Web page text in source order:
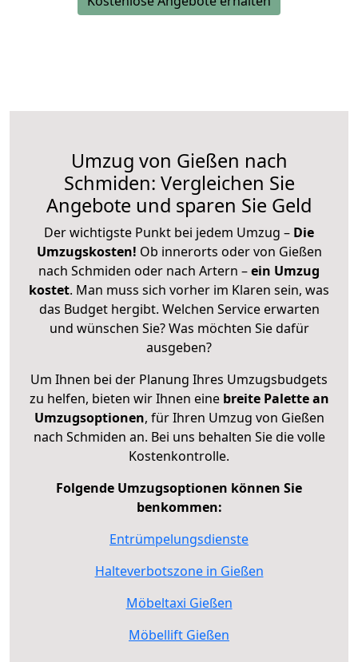
Umzug von Gießen nach
Schmiden: Vergleichen Sie
Angebote und sparen Sie Geld
Der wichtigste Punkt bei jedem Umzug – Die
Umzugskosten! Ob innerorts oder von Gießen
nach Schmiden oder nach Artern –ein Umzug
kostet. Man muss sich vorher im Klaren sein, was
das Budget hergibt. Welchen Service erwarten
und wünschen Sie? Was möchten Sie dafür
ausgeben?
Um Ihnen bei der Planung Ihres Umzugsbudgets
zu helfen, bieten wir Ihnen eine breite Palette an
Umzugsoptionen, für Ihren Umzug von Gießen
nach Schmiden an. Bei uns behalten Sie die volle
Kostenkontrolle.
Folgende Umzugsoptionen können Sie
benkommen:
Entrümpelungsdienste
Halteverbotszone in Gießen
Möbeltaxi Gießen
Möbellift Gießen